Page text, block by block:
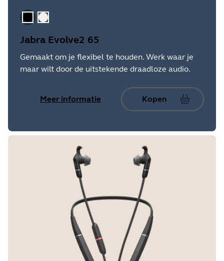
zwartGoud Beige
Jabra Evolve2 65
Gemaakt om je flexibel te houden. Werk waar je
maar wilt door de uitstekende draadloze audio.
Meer informatie Kopen